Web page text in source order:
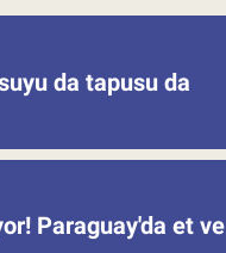
da tapusu da
Paraguay'da et ve